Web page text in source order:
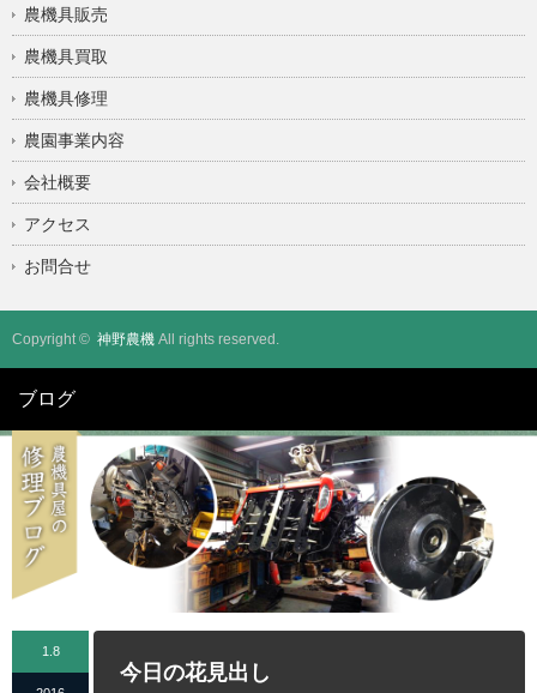
農機具販売
農機具買取
農機具修理
農園事業内容
会社概要
アクセス
お問合せ
Copyright © 神野農機 All rights reserved.
ブログ
1.8
今日の花見出し